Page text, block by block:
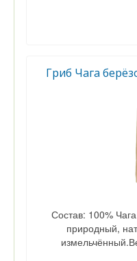
Гриб Чага
Состав: 100%
природный,